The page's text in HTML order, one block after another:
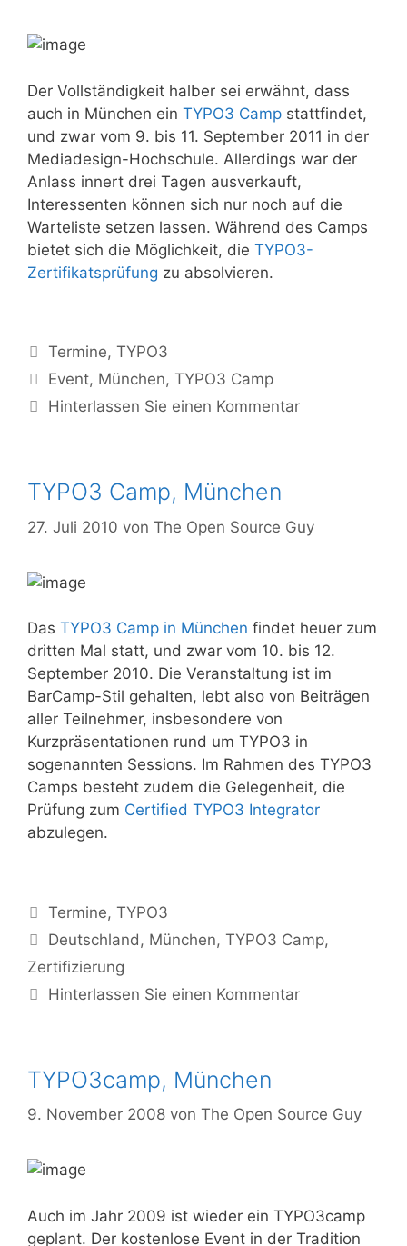
Der Vollständigkeit halber sei erwähnt, dass
auch in München ein TYPO3 Camp stattfindet,
und zwar vom 9. bis 11. September 2011 in der
Mediadesign-Hochschule. Allerdings war der
Anlass innert drei Tagen ausverkauft,
Interessenten können sich nur noch auf die
Warteliste setzen lassen. Während des Camps
bietet sich die Möglichkeit, die TYPO3-
Zertifikatsprüfung zu absolvieren.
Kategorien
Termine,TYPO3
Tags
Event, München,TYPO3 Camp
Hinterlassen Sie einen Kommentar
TYPO3 Camp, München
27. Juli 2010 von The Open Source Guy
Das TYPO3 Camp in München findet heuer zum
dritten Mal statt, und zwar vom 10. bis 12.
September 2010. Die Veranstaltung ist im
BarCamp-Stil gehalten, lebt also von Beiträgen
aller Teilnehmer, insbesondere von
Kurzpräsentationen rund um TYPO3 in
sogenannten Sessions. Im Rahmen des TYPO3
Camps besteht zudem die Gelegenheit, die
Prüfung zum Certified TYPO3 Integrator
abzulegen.
Kategorien
Termine,TYPO3
Tags
Deutschland , München,TYPO3 Camp,
Zertifizierung
Hinterlassen Sie einen Kommentar
TYPO3camp, München
9. November 2008 von The Open Source Guy
Auch im Jahr 2009 ist wieder ein TYPO3camp
geplant. Der kostenlose Event in der Tradition